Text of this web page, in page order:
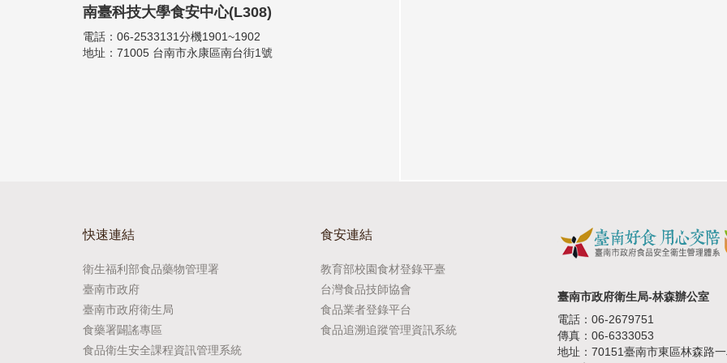
南臺科技大學食安中心(L308)
電話：06-2533131分機1901~1902
地址：71005 台南市永康區南台街1號
快速連結
衛生福利部食品藥物管理署
臺南市政府
臺南市政府衛生局
食藥署闢謠專區
食品衛生安全課程資訊管理系統
食安連結
教育部校園食材登錄平臺
台灣食品技師協會
食品業者登錄平台
食品追溯追蹤管理資訊系統
臺南市政府衛生局-林森辦公室
電話：06-2679751
傳真：06-6333053
地址：70151臺南市東區林森路